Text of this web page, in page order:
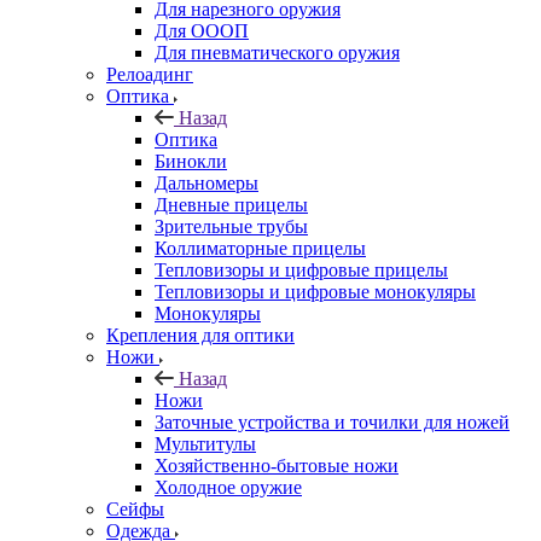
Для нарезного оружия
Для ОООП
Для пневматического оружия
Релоадинг
Оптика
Назад
Оптика
Бинокли
Дальномеры
Дневные прицелы
Зрительные трубы
Коллиматорные прицелы
Тепловизоры и цифровые прицелы
Тепловизоры и цифровые монокуляры
Монокуляры
Крепления для оптики
Ножи
Назад
Ножи
Заточные устройства и точилки для ножей
Мультитулы
Хозяйственно-бытовые ножи
Холодное оружие
Сейфы
Одежда